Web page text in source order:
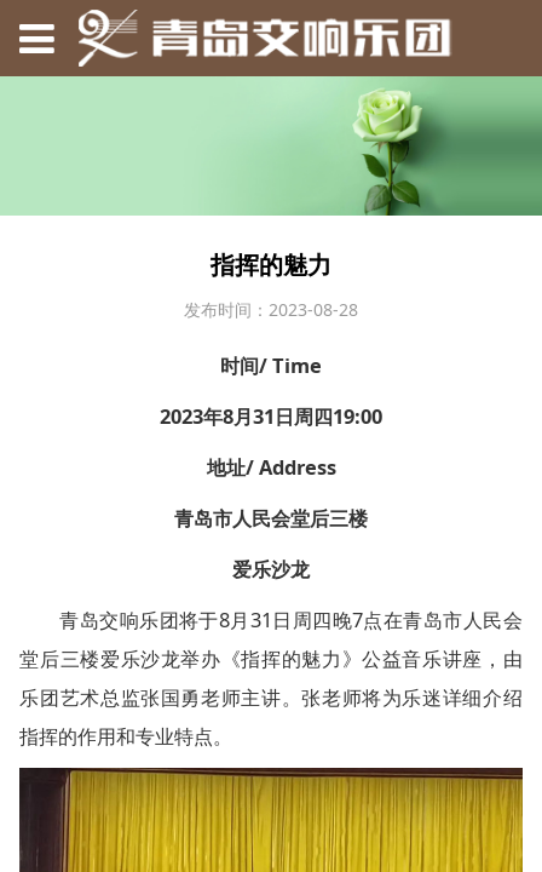
指挥的魅力
发布时间：2023-08-28
时间/ Time
2023年8月31日周四19:00
地址/ Address
青岛市人民会堂后三楼
爱乐沙龙
青岛交响乐团将于8月31日周四晚7点在青岛市人民会
堂后三楼爱乐沙龙举办《指挥的魅力》公益音乐讲座，由
乐团艺术总监张国勇老师主讲。张老师将为乐迷详细介绍
指挥的作用和专业特点。